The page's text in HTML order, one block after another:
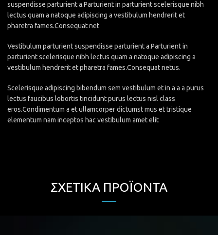
suspendisse parturient a.Parturient in parturient scelerisque nibh
lectus quam a natoque adipiscing a vestibulum hendrerit et
pharetra fames.Consequat net
Vestibulum parturient suspendisse parturient a.Parturient in
parturient scelerisque nibh lectus quam a natoque adipiscing a
vestibulum hendrerit et pharetra fames.Consequat netus.
Scelerisque adipiscing bibendum sem vestibulum et in a a a purus
lectus faucibus lobortis tincidunt purus lectus nisl class
eros.Condimentum a et ullamcorper dictumst mus et tristique
elementum nam inceptos hac vestibulum amet elit
ΣΧΕΤΙΚΆ ΠΡΟΪΌΝΤΑ